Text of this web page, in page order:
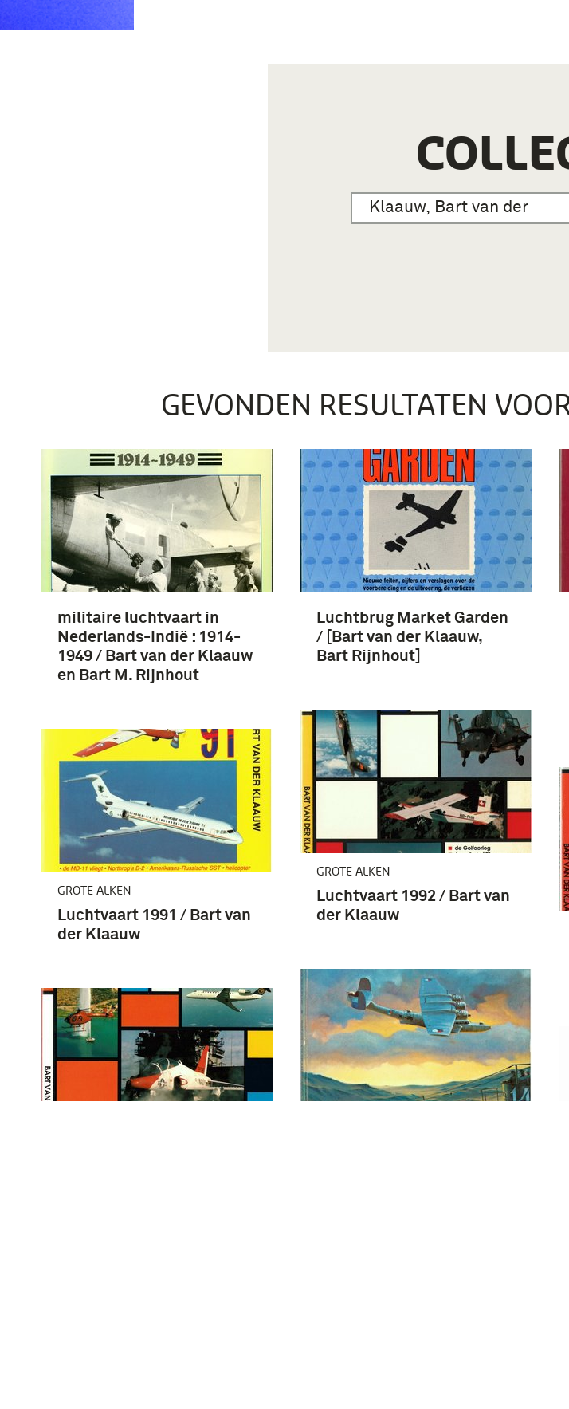
GEVONDEN RESULTATEN
militaire luchtvaart in
Nederlands-Indië : 1914-
1949 / Bart van der Klaauw
en Bart M. Rijnhout
GROTE ALKEN
Luchtvaart 1991 / Bart van
der Klaauw
Luchtbrug Market Garden
/ [Bart van der Klaauw,
Bart Rijnhout]
GROTE ALKEN
Luchtvaart 1992 / Bart van
der Klaauw